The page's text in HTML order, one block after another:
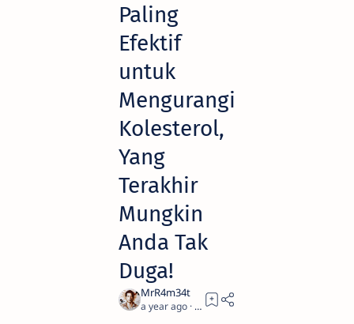
Paling
Efektif
untuk
Mengurangi
Kolesterol,
Yang
Terakhir
Mungkin
Anda Tak
Duga!
a year ago 2